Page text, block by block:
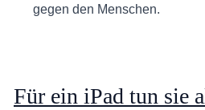
gegen den Menschen.
Für ein iPad tun sie